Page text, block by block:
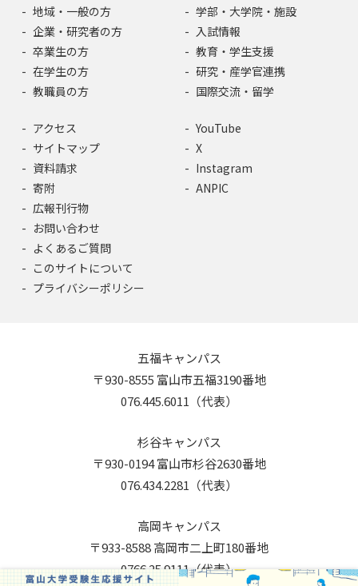
地域・一般の方
企業・研究者の方
卒業生の方
在学生の方
教職員の方
学部・大学院・施設
入試情報
教育・学生支援
研究・産学官連携
国際交流・留学
アクセス
サイトマップ
資料請求
寄附
広報刊行物
お問い合わせ
よくあるご質問
このサイトについて
プライバシーポリシー
YouTube
X
Instagram
ANPIC
五福キャンパス
〒930-8555 富山市五福3190番地
076.445.6011（代表）
杉谷キャンパス
〒930-0194 富山市杉谷2630番地
076.434.2281（代表）
高岡キャンパス
〒933-8588 高岡市二上町180番地
0766.25.9111（代表）